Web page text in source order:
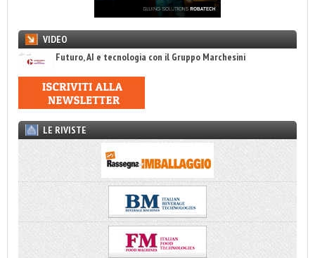
VIDEO
Futuro, AI e tecnologia con il Gruppo Marchesini
LE RIVISTE